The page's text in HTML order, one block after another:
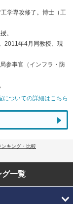
学専攻修了。博士（工
。
2011年4月同教授、現
参事官（インフラ・防
ついての詳細はこちら
キング・比較
グ一覧